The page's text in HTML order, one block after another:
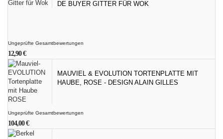
DE BUYER GITTER FÜR WOK
Ungeprüfte Gesamtbewertungen
12,90€
MAUVIEL & EVOLUTION TORTENPLATTE MIT
HAUBE, ROSE - DESIGN ALAIN GILLES
Ungeprüfte Gesamtbewertungen
104,00€